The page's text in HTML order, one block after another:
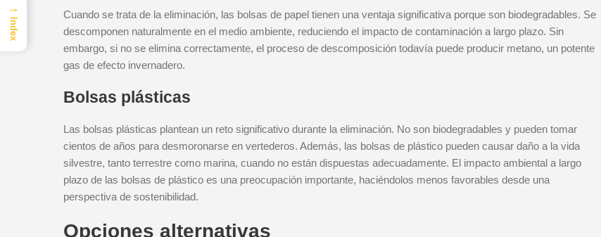
Cuando se trata de la eliminación, las bolsas de papel tienen una ventaja significativa porque son biodegradables. Se
descomponen naturalmente en el medio ambiente, reduciendo el impacto de contaminación a largo plazo. Sin
embargo, si no se elimina correctamente, el proceso de descomposición todavía puede producir metano, un potente
gas de efecto invernadero.
Bolsas plásticas
Las bolsas plásticas plantean un reto significativo durante la eliminación. No son biodegradables y pueden tomar
cientos de años para desmoronarse en vertederos. Además, las bolsas de plástico pueden causar daño a la vida
silvestre, tanto terrestre como marina, cuando no están dispuestas adecuadamente. El impacto ambiental a largo
plazo de las bolsas de plástico es una preocupación importante, haciéndolos menos favorables desde una
perspectiva de sostenibilidad.
Opciones alternativas
→
Index